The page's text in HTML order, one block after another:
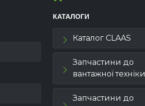
КАТАЛОГИ
Каталог CLAAS
Запчастини до
вантажної техніки
Запчастини до